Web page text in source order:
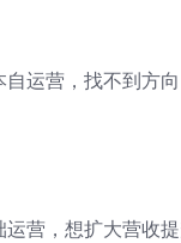
运营，找不到方
营，想扩大营收